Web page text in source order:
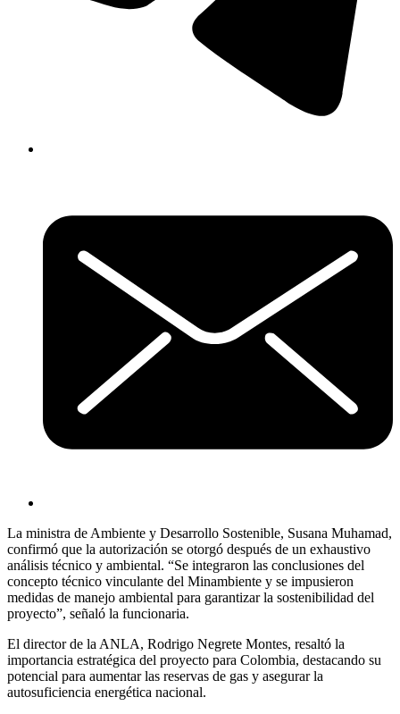
La ministra de Ambiente y Desarrollo Sostenible, Susana Muhamad,
confirmó que la autorización se otorgó después de un exhaustivo
análisis técnico y ambiental. “Se integraron las conclusiones del
concepto técnico vinculante del Minambiente y se impusieron
medidas de manejo ambiental para garantizar la sostenibilidad del
proyecto”, señaló la funcionaria.
El director de la ANLA, Rodrigo Negrete Montes, resaltó la
importancia estratégica del proyecto para Colombia, destacando su
potencial para aumentar las reservas de gas y asegurar la
autosuficiencia energética nacional.